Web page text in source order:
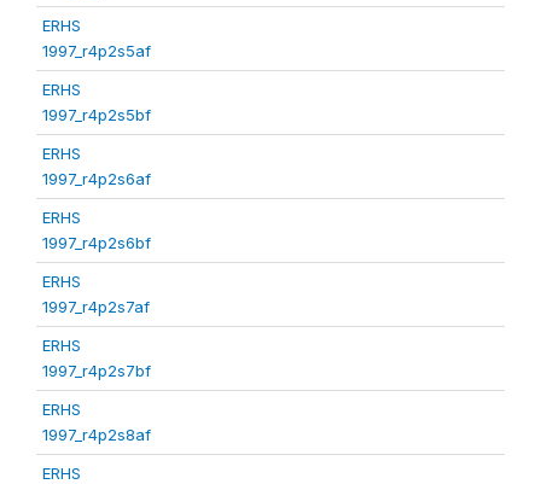
ERHS
1997_r4p2s5af
ERHS
1997_r4p2s5bf
ERHS
1997_r4p2s6af
ERHS
1997_r4p2s6bf
ERHS
1997_r4p2s7af
ERHS
1997_r4p2s7bf
ERHS
1997_r4p2s8af
ERHS